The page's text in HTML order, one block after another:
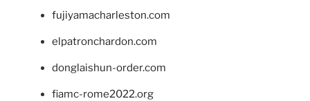
fujiyamacharleston.com
elpatronchardon.com
donglaishun-order.com
fiamc-rome2022.org